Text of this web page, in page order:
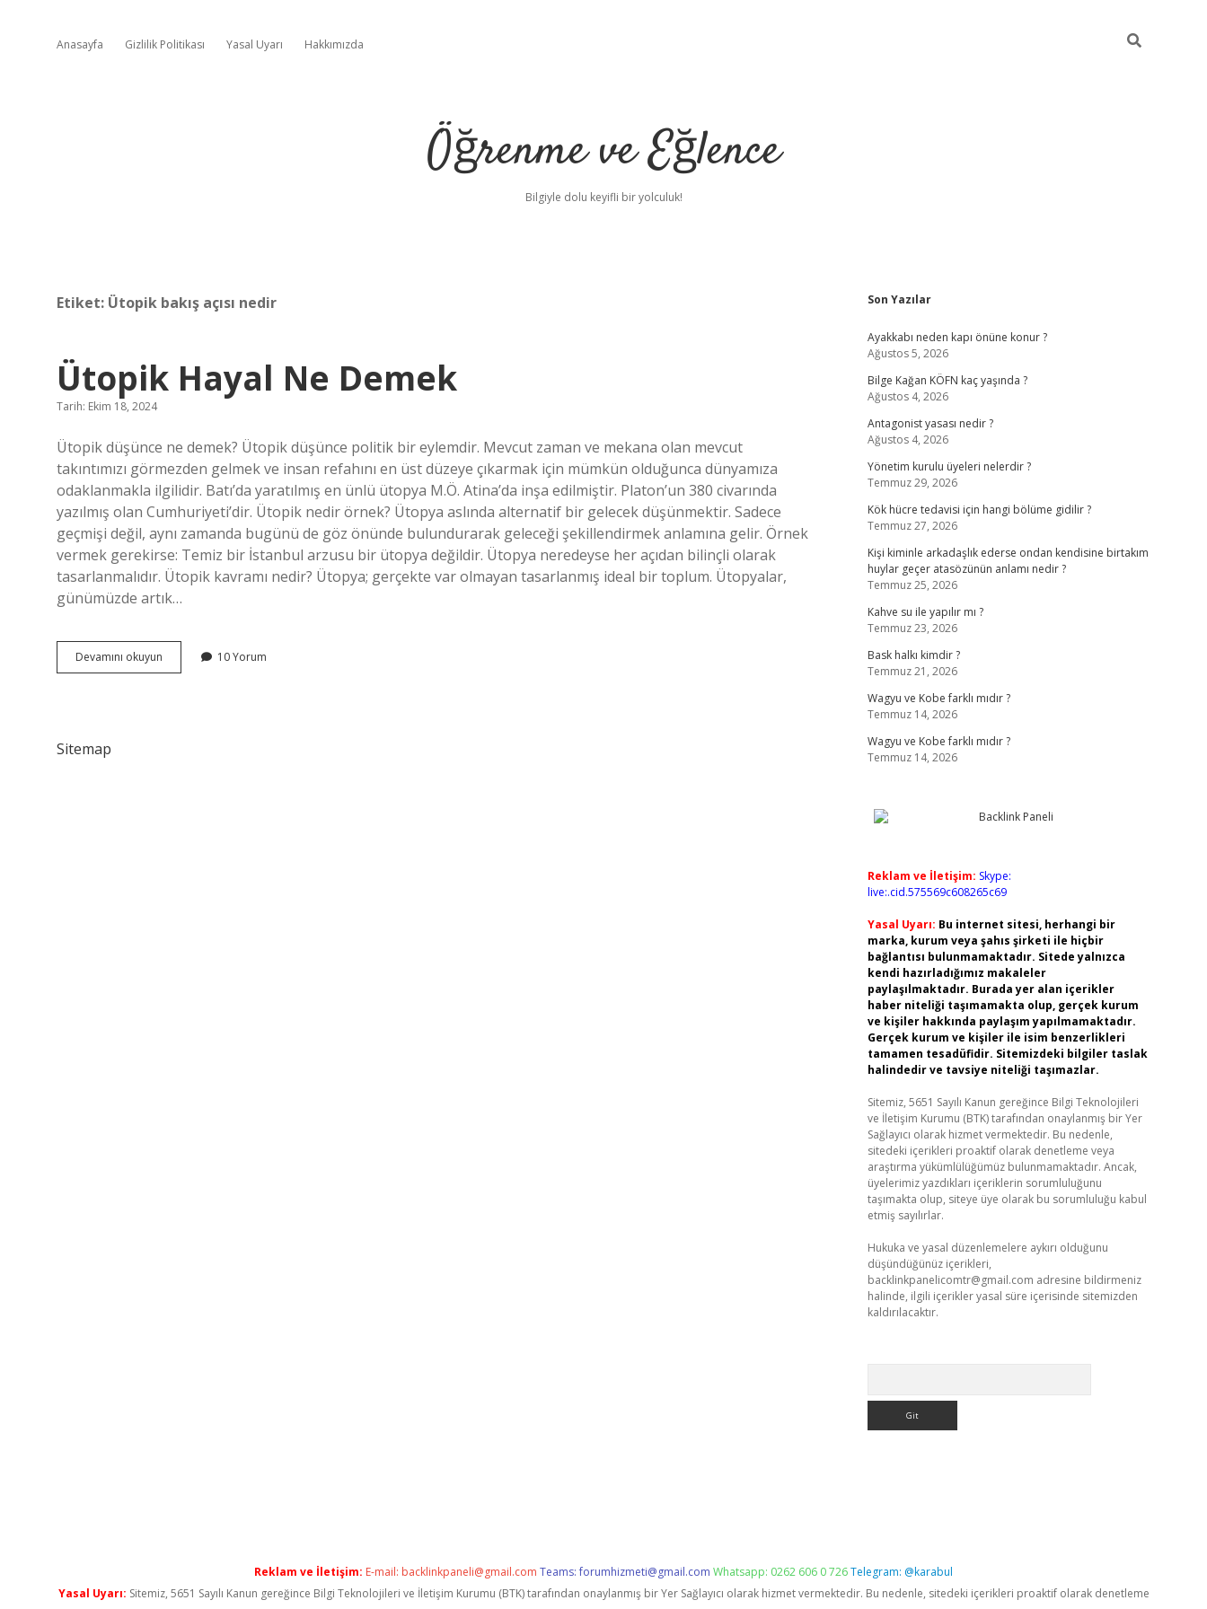
Anasayfa Gizlilik Politikası Yasal Uyarı Hakkımızda
Öğrenme ve Eğlence
Bilgiyle dolu keyifli bir yolculuk!
Etiket: Ütopik bakış açısı nedir
Ütopik Hayal Ne Demek
Tarih: Ekim 18, 2024
Ütopik düşünce ne demek? Ütopik düşünce politik bir eylemdir. Mevcut zaman ve mekana olan mevcut
takıntımızı görmezden gelmek ve insan refahını en üst düzeye çıkarmak için mümkün olduğunca dünyamıza
odaklanmakla ilgilidir. Batı’da yaratılmış en ünlü ütopya M.Ö. Atina’da inşa edilmiştir. Platon’un 380 civarında
yazılmış olan Cumhuriyeti’dir. Ütopik nedir örnek? Ütopya aslında alternatif bir gelecek düşünmektir. Sadece
geçmişi değil, aynı zamanda bugünü de göz önünde bulundurarak geleceği şekillendirmek anlamına gelir. Örnek
vermek gerekirse: Temiz bir İstanbul arzusu bir ütopya değildir. Ütopya neredeyse her açıdan bilinçli olarak
tasarlanmalıdır. Ütopik kavramı nedir? Ütopya; gerçekte var olmayan tasarlanmış ideal bir toplum. Ütopyalar,
günümüzde artık…
Devamını okuyun
Hayal
10 Yorum
Sitemap
Sidebar
Son Yazılar
Ayakkabı neden kapı önüne konur ?
Ağustos 5, 2026
Bilge Kağan KÖFN kaç yaşında ?
Ağustos 4, 2026
Antagonist yasası nedir ?
Ağustos 4, 2026
Yönetim kurulu üyeleri nelerdir ?
Temmuz 29, 2026
Kök hücre tedavisi için hangi bölüme gidilir ?
Temmuz 27, 2026
Kişi kiminle arkadaşlık ederse ondan kendisine birtakım
huylar geçer atasözünün anlamı nedir ?
Temmuz 25, 2026
Kahve su ile yapılır mı ?
Temmuz 23, 2026
Bask halkı kimdir ?
Temmuz 21, 2026
Wagyu ve Kobe farklı mıdır ?
Temmuz 14, 2026
Wagyu ve Kobe farklı mıdır ?
Temmuz 14, 2026
Reklam ve İletişim: Skype:
live:.cid.575569c608265c69
Yasal Uyarı: Bu internet sitesi, herhangi bir
marka, kurum veya şahıs şirketi ile hiçbir
bağlantısı bulunmamaktadır. Sitede yalnızca
kendi hazırladığımız makaleler
paylaşılmaktadır. Burada yer alan içerikler
haber niteliği taşımamakta olup, gerçek kurum
ve kişiler hakkında paylaşım yapılmamaktadır.
Gerçek kurum ve kişiler ile isim benzerlikleri
tamamen tesadüfidir. Sitemizdeki bilgiler taslak
halindedir ve tavsiye niteliği taşımazlar.
Sitemiz, 5651 Sayılı Kanun gereğince Bilgi Teknolojileri
ve İletişim Kurumu (BTK) tarafından onaylanmış bir Yer
Sağlayıcı olarak hizmet vermektedir. Bu nedenle,
sitedeki içerikleri proaktif olarak denetleme veya
araştırma yükümlülüğümüz bulunmamaktadır. Ancak,
üyelerimiz yazdıkları içeriklerin sorumluluğunu
taşımakta olup, siteye üye olarak bu sorumluluğu kabul
etmiş sayılırlar.
Hukuka ve yasal düzenlemelere aykırı olduğunu
düşündüğünüz içerikleri,
backlinkpanelicomtr@gmail.com adresine bildirmeniz
halinde, ilgili içerikler yasal süre içerisinde sitemizden
kaldırılacaktır.
Reklam ve İletişim: E-mail: backlinkpaneli@gmail.com Teams:forumhizmeti@gmail.com Whatsapp: 0262 606 0 726Telegram: @karabul
Yasal Uyarı: Sitemiz, 5651 Sayılı Kanun gereğince Bilgi Teknolojileri ve İletişim Kurumu (BTK) tarafından onaylanmış bir Yer Sağlayıcı olarak hizmet vermektedir. Bu nedenle, sitedeki içerikleri proaktif olarak denetleme